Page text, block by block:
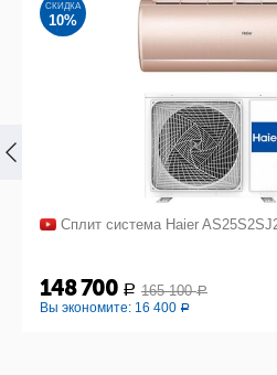
СКИДКА
10%
Сплит система Haier
148 700 Р 165 100 Р
Вы экономите: 16 400 Р